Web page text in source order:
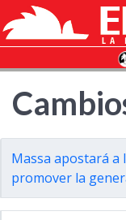
Massa apostará a
promover la